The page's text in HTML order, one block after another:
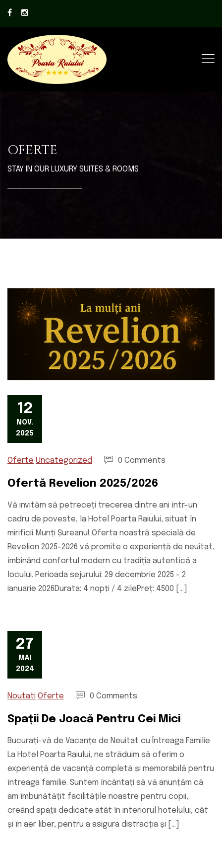
OFERTE
STAY IN OUR LUXURY SUITES & ROOMS
12
NOV.
2025
Oferte Uncategorized 0 Comments
Ofertă Revelion 2025/2026
Vă invităm să petreceți trecerea dintre ani într-un
cadru de poveste, la Hotel Poarta Raiului, situat în
mirificii Munți Șureanu! Oferta noastră specială de
Revelion 2025–2026 vă promite o experiență de neuitat,
îmbinând confortul modern cu tradiția autentică a
locului. Perioada sejurului: 29 decembrie 2025 – 2
ianuarie 2026Durata: 4 nopți / 4 zilePreț: 4500 […]
27
MAI
2024
Noutati Oferte 0 Comments
Spații De Joacă Pentru Cei Mici
Bucurați-vă de Vacanțe de Neuitat cu Întreaga Familie
La Hotel Poarta Raiului, ne străduim să oferim o
experiență de vacanță completă și memorabilă pentru
întreaga familie. Suntem încântați să vă anunțăm că
am îmbunătățit facilitățile noastre pentru copii,
creând spații dedicate atât în interiorul hotelului, cât
și în aer liber, pentru a asigura distracția și […]